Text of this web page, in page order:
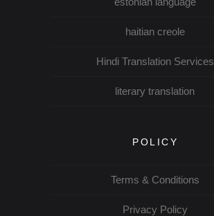
haitian creole
Hindi Translation Services
literary translation
POLICY
Terms & Conditions
Privacy Policy